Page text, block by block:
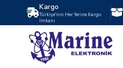
Kargo
Türkiye'nin Her Yerine Kargo
İmkanı